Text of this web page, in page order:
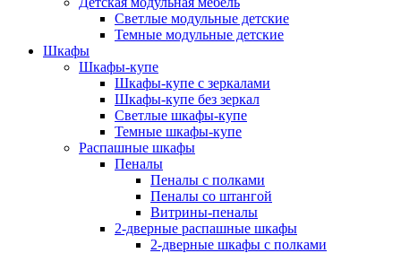
Светлые модульные детские
Темные модульные детские
Шкафы
Шкафы-купе
Шкафы-купе с зеркалами
Шкафы-купе без зеркал
Светлые шкафы-купе
Темные шкафы-купе
Распашные шкафы
Пеналы
Пеналы с полками
Пеналы со штангой
Витрины-пеналы
2-дверные распашные шкафы
2-дверные шкафы с полками